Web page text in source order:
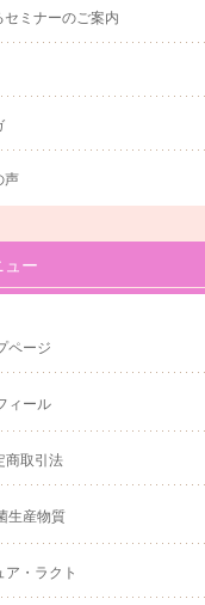
セミナーのご案内
声
ュー
ページ
ィール
商取引法
生産物質
ア・ラクト